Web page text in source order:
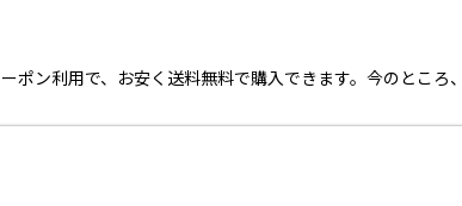
ポン利用で、お安く送料無料で購入できます。今のとこ